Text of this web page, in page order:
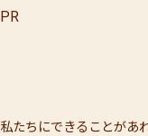
PR
私たちにできることがあ